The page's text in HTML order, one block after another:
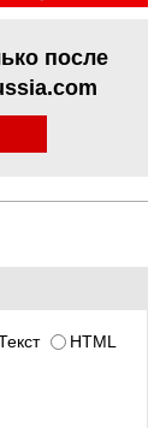
после
HTML